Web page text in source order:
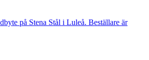
på Stena Stål i Luleå. Beställare är